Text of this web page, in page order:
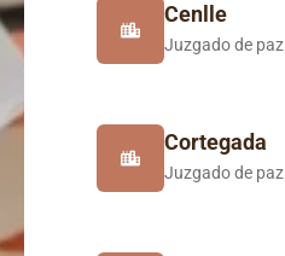
Cenlle
Juzgado de paz
Cortegada
Juzgado de paz